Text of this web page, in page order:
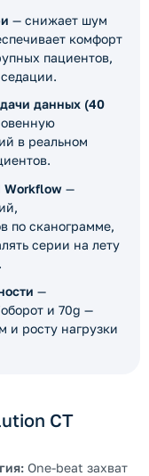
— снижает шум
комфорт
пациентов,
данных (40
в реальном
Workflow —
по сканограмме,
серии на лету
—
и 70g —
и росту нагрузки
CT
One-beat захват